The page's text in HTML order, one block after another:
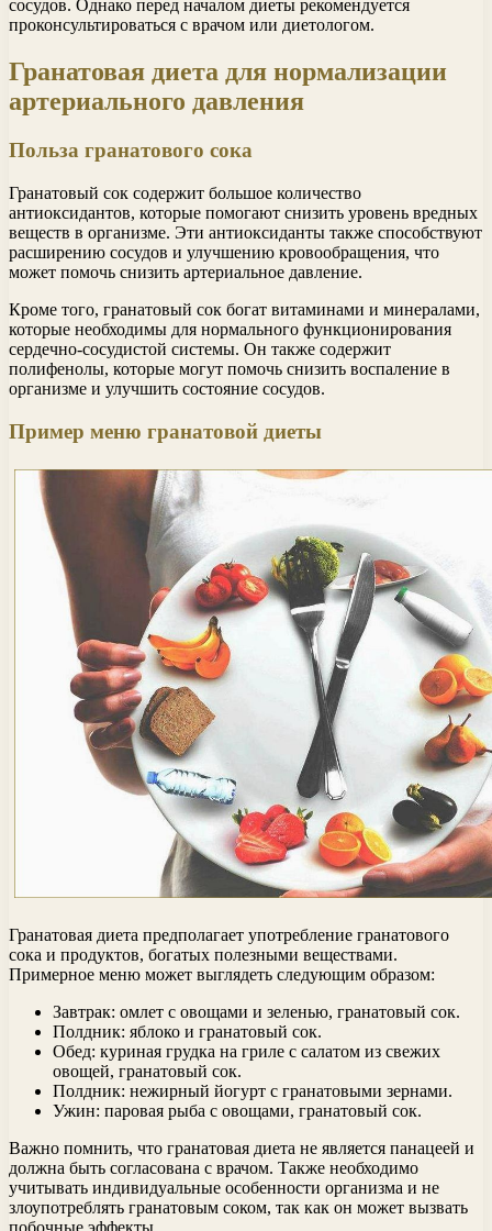
сосудов. Однако перед началом диеты рекомендуется
проконсультироваться с врачом или диетологом.
Гранатовая диета для нормализации
артериального давления
Польза гранатового сока
Гранатовый сок содержит большое количество
антиоксидантов, которые помогают снизить уровень вредных
веществ в организме. Эти антиоксиданты также способствуют
расширению сосудов и улучшению кровообращения, что
может помочь снизить артериальное давление.
Кроме того, гранатовый сок богат витаминами и минералами,
которые необходимы для нормального функционирования
сердечно-сосудистой системы. Он также содержит
полифенолы, которые могут помочь снизить воспаление в
организме и улучшить состояние сосудов.
Пример меню гранатовой диеты
Гранатовая диета предполагает употребление гранатового
сока и продуктов, богатых полезными веществами.
Примерное меню может выглядеть следующим образом:
Завтрак: омлет с овощами и зеленью, гранатовый сок.
Полдник: яблоко и гранатовый сок.
Обед: куриная грудка на гриле с салатом из свежих
овощей, гранатовый сок.
Полдник: нежирный йогурт с гранатовыми зернами.
Ужин: паровая рыба с овощами, гранатовый сок.
Важно помнить, что гранатовая диета не является панацеей и
должна быть согласована с врачом. Также необходимо
учитывать индивидуальные особенности организма и не
злоупотреблять гранатовым соком, так как он может вызвать